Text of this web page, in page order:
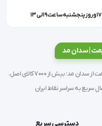
- بدون زحمت روی تمام جای زخم ها، قوزک پا و مناطق پر
ها را کاهش می دهد
| سدان مد
خرید تجهیزات پزشکی عمده و جزئی با بهترین قیمت از سدان مد؛ بیش از 7000 کالای اصل،
سریع به سراسر نقاط ایران
دسترسی سریع